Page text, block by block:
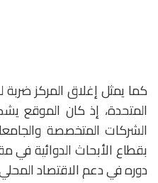
كما يمثل إغلاق المركز
المتحدة، إذ كان الموقع
الشركات المتخصصة
بقطاع الأبحاث الدوائية في
دوره في دعم الاقتصاد